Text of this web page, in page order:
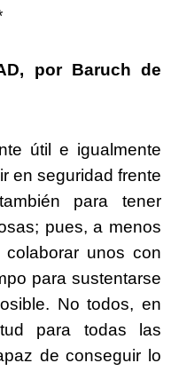
por Baruch de
útil e igualmente
en seguridad frente
para tener
pues, a menos
unos con
para sustentarse
No todos, en
para todas las
de conseguir lo